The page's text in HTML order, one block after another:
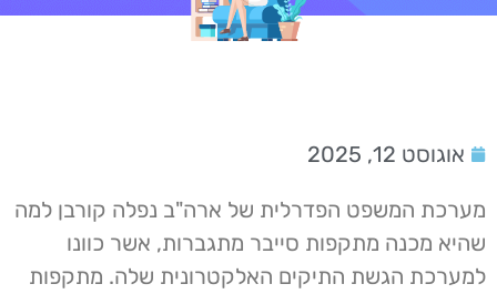
אוגוסט 12, 2025
מערכת המשפט הפדרלית של ארה"ב נפלה קורבן למה
שהיא מכנה מתקפות סייבר מתגברות, אשר כוונו
למערכת הגשת התיקים האלקטרונית שלה. מתקפות